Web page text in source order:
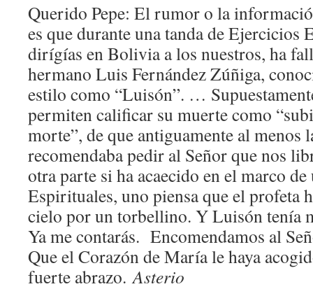
Querido Pepe: El rumor o la
es que durante una tanda de Ejercicios
dirígías en Bolivia a los nuestros, ha
hermano Luis Fernández Zúñiga,
estilo como “Luisón”. …
permiten calificar su muerte como
morte”, de que antiguamente al menos
recomendaba pedir al Señor que nos
otra parte si ha acaecido en el marco
Espirituales, uno piensa que el profeta
cielo por un torbellino. Y Luisón tenía
Ya me contarás. Encomendamos al
Que el Corazón de María le haya
fuerte abrazo.Asterio